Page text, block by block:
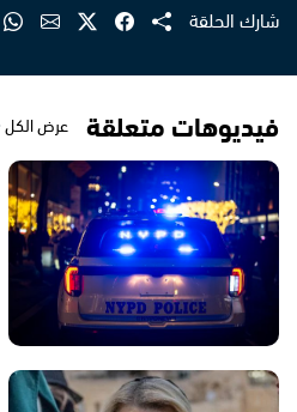
شارك الحلقة
فيديوهات متعلقة عرض الكل